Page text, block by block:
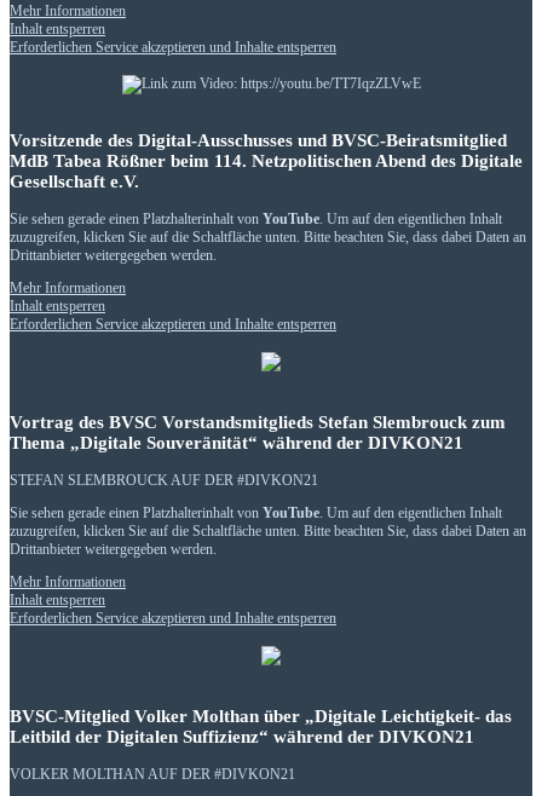
Mehr Informationen
Inhalt entsperren
Erforderlichen Service akzeptieren und Inhalte entsperren
Vorsitzende des Digital-Ausschusses und BVSC-Beiratsmitglied
MdB Tabea Rößner beim 114. Netzpolitischen Abend des Digitale
Gesellschaft e.V.
Sie sehen gerade einen Platzhalterinhalt von YouTube . Um auf den eigentlichen Inhalt
zuzugreifen, klicken Sie auf die Schaltfläche unten. Bitte beachten Sie, dass dabei Daten an
Drittanbieter weitergegeben werden.
Mehr Informationen
Inhalt entsperren
Erforderlichen Service akzeptieren und Inhalte entsperren
Vortrag des BVSC Vorstandsmitglieds Stefan Slembrouck zum
Thema „Digitale Souveränität“ während der DIVKON21
STEFAN SLEMBROUCK AUF DER #DIVKON21
Sie sehen gerade einen Platzhalterinhalt von YouTube . Um auf den eigentlichen Inhalt
zuzugreifen, klicken Sie auf die Schaltfläche unten. Bitte beachten Sie, dass dabei Daten an
Drittanbieter weitergegeben werden.
Mehr Informationen
Inhalt entsperren
Erforderlichen Service akzeptieren und Inhalte entsperren
BVSC-Mitglied Volker Molthan über „Digitale Leichtigkeit- das
Leitbild der Digitalen Suffizienz“ während der DIVKON21
VOLKER MOLTHAN AUF DER #DIVKON21